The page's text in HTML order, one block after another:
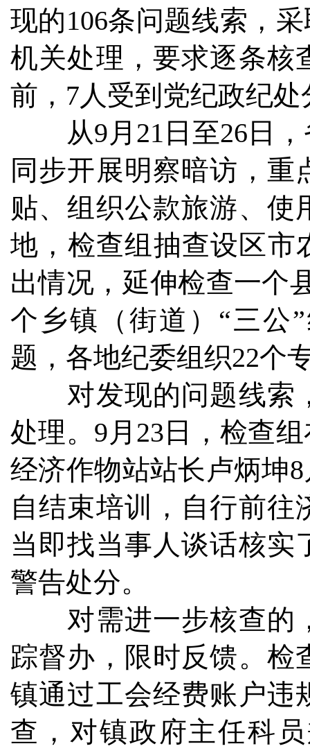
现的106条问题线索，
机关处理，要求逐条核
前，7人受到党纪政纪处
从9月21日至26日，
同步开展明察暗访，
贴、组织公款旅游、使
地，检查组抽查设区市
出情况，延伸检查一个
个乡镇（街道）“三公
题，各地纪委组织22个
对发现的问题线索
处理。9月23日，检查
经济作物站站长卢炳坤
自结束培训，自行前往
当即找当事人谈话核实
警告处分。
对需进一步核查的
踪督办，限时反馈。检
镇通过工会经费账户违
查，对镇政府主任科